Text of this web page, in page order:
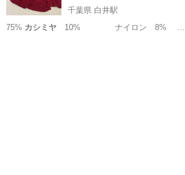
千葉県 白井駅
75% カシミヤ10% ナイロン 8% …